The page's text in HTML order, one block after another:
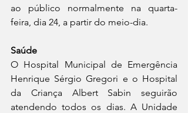
ao público normalmente na quarta-
feira, dia 24, a partir do meio-dia.
Saúde
O Hospital Municipal de Emergência
Henrique Sérgio Gregori e o Hospital
da Criança Albert Sabin seguirão
atendendo todos os dias. A Unidade